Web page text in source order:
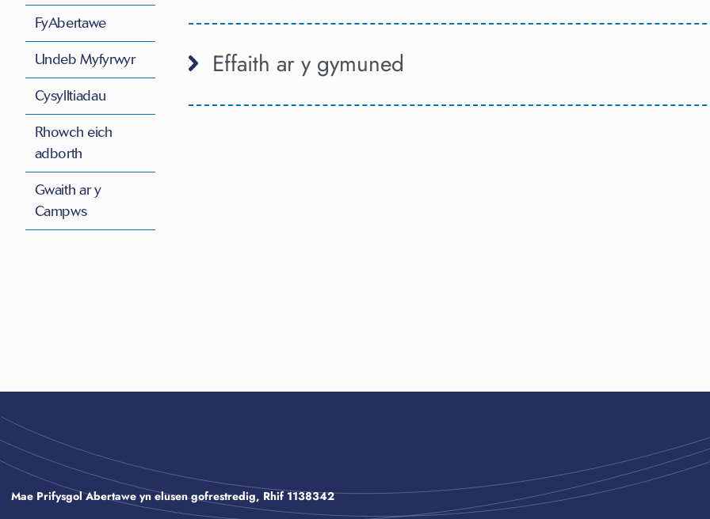
Effaith ar y gymuned
FyAbertawe
Undeb Myfyrwyr
Cysylltiadau
Rhowch eich
adborth
Gwaith ar y
Campws
Mae Prifysgol Abertawe yn elusen gofrestredig, Rhif 1138342